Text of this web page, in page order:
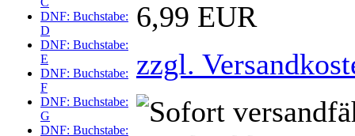
DNF: Buchstabe:
D
DNF: Buchstabe:
E
DNF: Buchstabe:
F
DNF: Buchstabe:
G
DNF: Buchstabe:
6,99 EUR
zzgl.